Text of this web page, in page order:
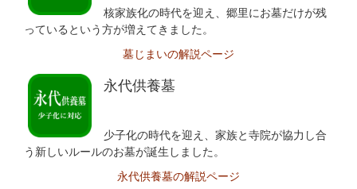
核家族化の時代を迎え、郷里にお墓だけが残
っているという方が増えてきました。
墓じまいの解説ページ
永代供養墓
少子化の時代を迎え、家族と寺院が協力し合
う新しいルールのお墓が誕生しました。
永代供養墓の解説ページ